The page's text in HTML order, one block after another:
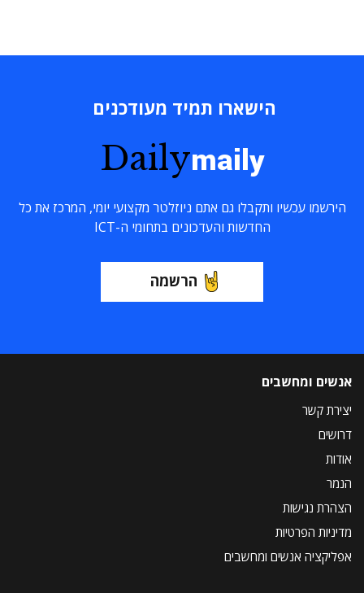
הישארו תמיד מעודכנים
Dailymaily
הירשמו עכשיו ותקבלו גם אתם ניוזלטר מקצועי יומי, המרכז את כל
החדשות והעדכונים בתחומי ה-ICT
הרשמה
אנשים ומחשבים
יצירת קשר
דרושים
אודות
הנמר
הצהרת נגישות
מדיניות הפרטיות
אפליקציה אנשים ומחשבים